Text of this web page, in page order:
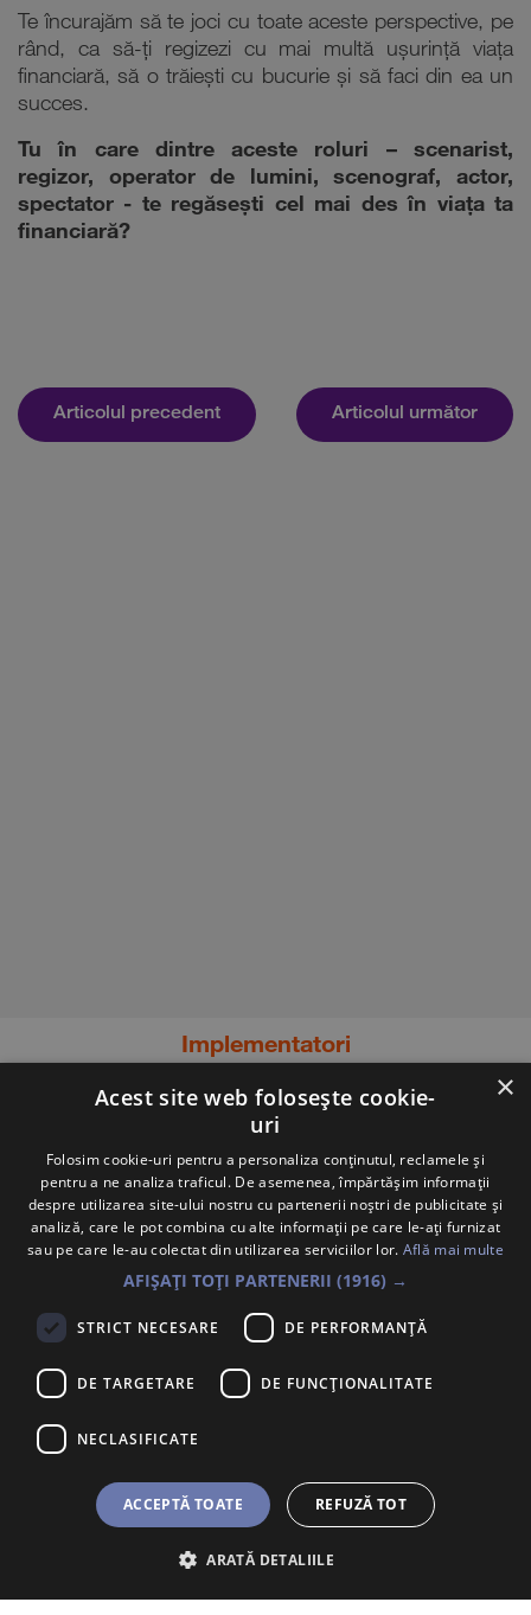
Te încurajăm să te joci cu toate aceste perspective, pe
rând, ca să-ți regizezi cu mai multă ușurință viața
financiară, să o trăiești cu bucurie și să faci din ea un
succes.
Tu în care dintre aceste roluri – scenarist,
regizor, operator de lumini, scenograf, actor,
spectator - te regăsești cel mai des în viața ta
financiară?
Articolul precedent Articolul următor
Implementatori
Contact: +40 754 813 606
Întrebări frecvente
Politica Cookie
Trimite un mesaj
×
Acest site web folosește cookie-
uri
Folosim cookie-uri pentru a personaliza conținutul, reclamele și
pentru a ne analiza traficul. De asemenea, împărtășim informații
despre utilizarea site-ului nostru cu partenerii noștri de publicitate și
analiză, care le pot combina cu alte informații pe care le-ați furnizat
sau pe care le-au colectat din utilizarea serviciilor lor. Află mai multe
AFIȘAȚI TOȚI PARTENERII (1916) →
STRICT NECESARE DE PERFORMANȚĂ
DE TARGETARE DE FUNCŢIONALITATE
NECLASIFICATE
ACCEPTĂ TOATE REFUZĂ TOT
ARATĂ DETALIILE